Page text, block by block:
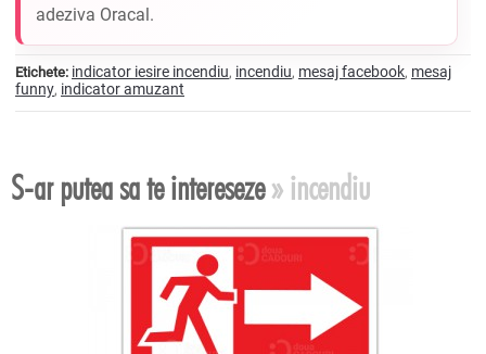
adeziva Oracal.
Etichete: indicator iesire incendiu, incendiu, mesaj facebook, mesaj
funny, indicator amuzant
S-ar putea sa te intereseze» incendiu